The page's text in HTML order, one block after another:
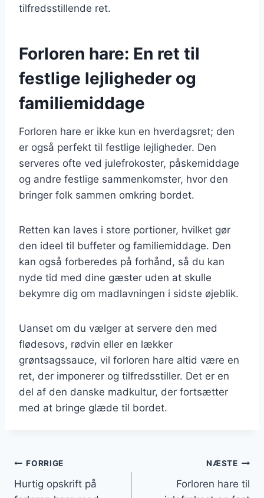
tilfredsstillende ret.
Forloren hare: En ret til
festlige lejligheder og
familiemiddage
Forloren hare er ikke kun en hverdagsret; den
er også perfekt til festlige lejligheder. Den
serveres ofte ved julefrokoster, påskemiddage
og andre festlige sammenkomster, hvor den
bringer folk sammen omkring bordet.
Retten kan laves i store portioner, hvilket gør
den ideel til buffeter og familiemiddage. Den
kan også forberedes på forhånd, så du kan
nyde tid med dine gæster uden at skulle
bekymre dig om madlavningen i sidste øjeblik.
Uanset om du vælger at servere den med
flødesovs, rødvin eller en lækker
grøntsagssauce, vil forloren hare altid være en
ret, der imponerer og tilfredsstiller. Det er en
del af den danske madkultur, der fortsætter
med at bringe glæde til bordet.
Indlægsnavigation
FORRIGE
Hurtig opskrift på
NÆSTE
Forloren hare til